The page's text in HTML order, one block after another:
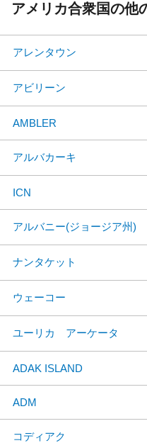
アメリカ合衆国の他
アレンタウン
アビリーン
AMBLER
アルバカーキ
ICN
アルバニー(ジョージア州)
ナンタケット
ウェーコー
ユーリカ アーケータ
ADAK ISLAND
ADM
コディアク